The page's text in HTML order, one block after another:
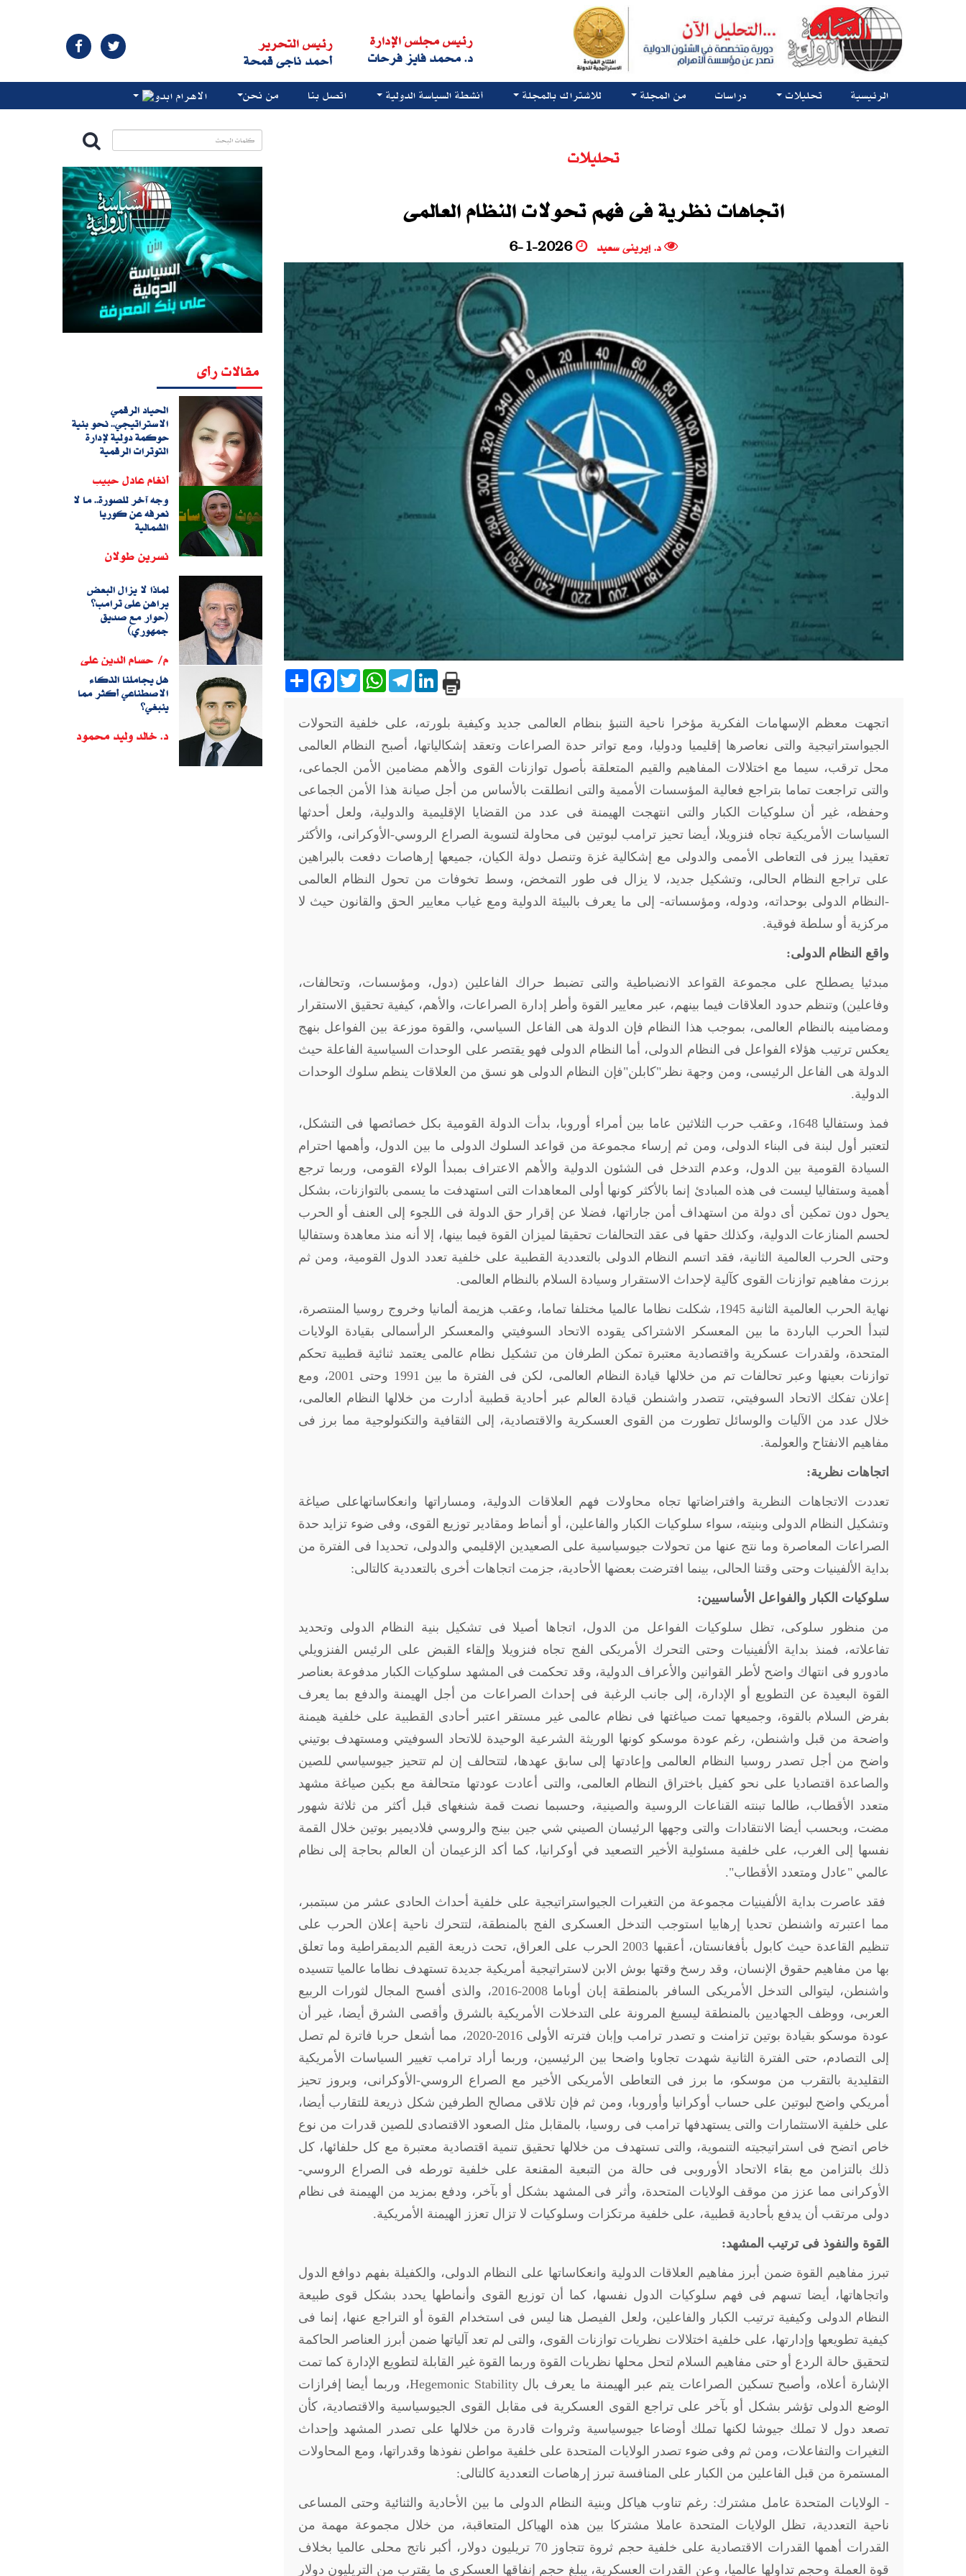
رئيس مجلس الإدارة
د. محمد فايز فرحات
رئيس التحرير
أحمد ناجى قمحة
الرئيسية تحليلات دراسات من المجلة للاشتراك بالمجلة أنشطة السياسة الدولية اتصل بنا من نحن الاهرام ابدو
تحليلات
اتجاهات نظرية فى فهم تحولات النظام العالمى
د. إيرينى سعيد 6-1-2026
ShareFacebook
TwitterWhatsAppTelegramLinkedIn
اتجهت معظم الإسهامات الفكرية مؤخرا ناحية التنبؤ بنظام العالمى جديد وكيفية بلورته، على خلفية التحولات
الجيواستراتيجية والتى نعاصرها إقليميا ودوليا، ومع تواتر حدة الصراعات وتعقد إشكالياتها، أصبح النظام العالمى
محل ترقب، سيما مع اختلالات المفاهيم والقيم المتعلقة بأصول توازنات القوى والأهم مضامين الأمن الجماعى،
والتى تراجعت تماما بتراجع فعالية المؤسسات الأممية والتى انطلقت بالأساس من أجل صيانة هذا الأمن الجماعى
وحفظه، غير أن سلوكيات الكبار والتى انتهجت الهيمنة فى عدد من القضايا الإقليمية والدولية، ولعل أحدثها
السياسات الأمريكية تجاه فنزويلا، أيضا تحيز ترامب لبوتين فى محاولة لتسوية الصراع الروسي-الأوكرانى، والأكثر
تعقيدا يبرز فى التعاطى الأممى والدولى مع إشكالية غزة وتنصل دولة الكيان، جميعها إرهاصات دفعت بالبراهين
على تراجع النظام الحالى، وتشكيل جديد، لا يزال فى طور التمخض، وسط تخوفات من تحول النظام العالمى
-النظام الدولى بوحداته، ودوله، ومؤسساته- إلى ما يعرف بالبيئة الدولية ومع غياب معايير الحق والقانون حيث لا
مركزية أو سلطة فوقية.
واقع النظام الدولى:
مبدئيا يصطلح على مجموعة القواعد الانضباطية والتى تضبط حراك الفاعلين (دول، ومؤسسات، وتحالفات،
وفاعلين) وتنظم حدود العلاقات فيما بينهم، عبر معايير القوة وأطر إدارة الصراعات، والأهم، كيفية تحقيق الاستقرار
ومضامينه بالنظام العالمى، بموجب هذا النظام فإن الدولة هى الفاعل السياسي، والقوة موزعة بين الفواعل بنهج
يعكس ترتيب هؤلاء الفواعل فى النظام الدولى، أما النظام الدولى فهو يقتصر على الوحدات السياسية الفاعلة حيث
الدولة هى الفاعل الرئيسى، ومن وجهة نظر"كابلن"فإن النظام الدولى هو نسق من العلاقات ينظم سلوك الوحدات
الدولية.
فمذ وستفاليا 1648، وعقب حرب الثلاثين عاما بين أمراء أوروبا، بدأت الدولة القومية بكل خصائصها فى التشكل،
لتعتبر أول لبنة فى البناء الدولى، ومن ثم إرساء مجموعة من قواعد السلوك الدولى ما بين الدول، وأهمها احترام
السيادة القومية بين الدول، وعدم التدخل فى الشئون الدولية والأهم الاعتراف بمبدأ الولاء القومى، وربما ترجع
أهمية وستفاليا ليست فى هذه المبادئ إنما بالأكثر كونها أولى المعاهدات التى استهدفت ما يسمى بالتوازنات، بشكل
يحول دون تمكين أى دولة من استهداف أمن جاراتها، فضلا عن إقرار حق الدولة فى اللجوء إلى العنف أو الحرب
لحسم المنازعات الدولية، وكذلك حقها فى عقد التحالفات تحقيقا لميزان القوة فيما بينها، إلا أنه منذ معاهدة وستفاليا
وحتى الحرب العالمية الثانية، فقد اتسم النظام الدولى بالتعددية القطبية على خلفية تعدد الدول القومية، ومن ثم
برزت مفاهيم توازنات القوى كآلية لإحداث الاستقرار وسيادة السلام بالنظام العالمى.
نهاية الحرب العالمية الثانية 1945، شكلت نظاما عالميا مختلفا تماما، وعقب هزيمة ألمانيا وخروج روسيا المنتصرة،
لتبدأ الحرب الباردة ما بين المعسكر الاشتراكى يقوده الاتحاد السوفيتي والمعسكر الرأسمالى بقيادة الولايات
المتحدة، ولقدرات عسكرية واقتصادية معتبرة تمكن الطرفان من تشكيل نظام عالمى يعتمد ثنائية قطبية تحكم
توازنات بعينها وعبر تحالفات تم من خلالها قيادة النظام العالمى، لكن فى الفترة ما بين 1991 وحتى 2001، ومع
إعلان تفكك الاتحاد السوفيتي، تتصدر واشنطن قيادة العالم عبر أحادية قطبية أدارت من خلالها النظام العالمى،
خلال عدد من الآليات والوسائل تطورت من القوى العسكرية والاقتصادية، إلى الثقافية والتكنولوجية مما برز فى
مفاهيم الانفتاح والعولمة.
اتجاهات نظرية:
تعددت الاتجاهات النظرية وافتراضاتها تجاه محاولات فهم العلاقات الدولية، ومساراتها وانعكاساتهاعلى صياغة
وتشكيل النظام الدولى وبنيته، سواء سلوكيات الكبار والفاعلين، أو أنماط ومقادير توزيع القوى، وفى ضوء تزايد حدة
الصراعات المعاصرة وما نتج عنها من تحولات جيوسياسية على الصعيدين الإقليمي والدولى، تحديدا فى الفترة من
بداية الألفينيات وحتى وقتنا الحالى، بينما افترضت بعضها الأحادية، جزمت اتجاهات أخرى بالتعددية كالتالى:
سلوكيات الكبار والفواعل الأساسيين:
من منظور سلوكى، تظل سلوكيات الفواعل من الدول، اتجاها أصيلا فى تشكيل بنية النظام الدولى وتحديد
تفاعلاته، فمنذ بداية الألفينيات وحتى التحرك الأمريكى الفج تجاه فنزويلا وإلقاء القبض على الرئيس الفنزويلي
مادورو فى انتهاك واضح لأطر القوانين والأعراف الدولية، وقد تحكمت فى المشهد سلوكيات الكبار مدفوعة بعناصر
القوة البعيدة عن التطويع أو الإدارة، إلى جانب الرغبة فى إحداث الصراعات من أجل الهيمنة والدفع بما يعرف
بفرض السلام بالقوة، وجميعها تمت صياغتها فى نظام عالمى غير مستقر اعتبر أحادى القطبية على خلفية هيمنة
واضحة من قبل واشنطن، رغم عودة موسكو كونها الوريثة الشرعية الوحيدة للاتحاد السوفيتي ومستهدف بوتيني
واضح من أجل تصدر روسيا النظام العالمى وإعادتها إلى سابق عهدها، لتتحالف إن لم تتحيز جيوسياسي للصين
والصاعدة اقتصاديا على نحو كفيل باختراق النظام العالمى، والتى أعادت عودتها متحالفة مع بكين صياغة مشهد
متعدد الأقطاب، طالما تبنته القناعات الروسية والصينية، وحسبما نصت قمة شنغهاى قبل أكثر من ثلاثة شهور
مضت، وبحسب أيضا الانتقادات والتى وجهها الرئيسان الصيني شي جين بينج والروسي فلاديمير بوتين خلال القمة
نفسها إلى الغرب، على خلفية مسئولية الأخير التصعيد في أوكرانيا، كما أكد الزعيمان أن العالم بحاجة إلى نظام
عالمي "عادل ومتعدد الأقطاب".
فقد عاصرت بداية الألفينيات مجموعة من التغيرات الجيواستراتيجية على خلفية أحداث الحادى عشر من سبتمبر،
مما اعتبرته واشنطن تحديا إرهابيا استوجب التدخل العسكرى الفج بالمنطقة، لتتحرك ناحية إعلان الحرب على
تنظيم القاعدة حيث كابول بأفغانستان، أعقبها 2003 الحرب على العراق، تحت ذريعة القيم الديمقراطية وما تعلق
بها من مفاهيم حقوق الإنسان، وقد رسخ وقتها بوش الابن لاستراتيجية أمريكية جديدة تستهدف نظاما عالميا تتسيده
واشنطن، ليتوالى التدخل الأمريكى السافر بالمنطقة إبان أوباما 2008-2016، والذى أفسح المجال لثورات الربيع
العربى، ووظف الجهاديين بالمنطقة ليسبغ المرونة على التدخلات الأمريكية بالشرق وأقصى الشرق أيضا، غير أن
عودة موسكو بقيادة بوتين تزامنت و تصدر ترامب وإبان فترته الأولى 2016-2020، مما أشعل حربا فاترة لم تصل
إلى التصادم، حتى الفترة الثانية شهدت تجاوبا واضحا بين الرئيسين، وربما أراد ترامب تغيير السياسات الأمريكية
التقليدية بالتقرب من موسكو، ما برز فى التعاطى الأمريكى الأخير مع الصراع الروسي-الأوكرانى، وبروز تحيز
أمريكي واضح لبوتين على حساب أوكرانيا وأوروبا، ومن ثم فإن تلاقى مصالح الطرفين شكل ذريعة للتقارب أيضا،
على خلفية الاستثمارات والتى يستهدفها ترامب فى روسيا، بالمقابل مثل الصعود الاقتصادى للصين قدرات من نوع
خاص اتضح فى استراتيجيته التنموية، والتى تستهدف من خلالها تحقيق تنمية اقتصادية معتبرة مع كل حلفائها، كل
ذلك بالتزامن مع بقاء الاتحاد الأوروبى فى حالة من التبعية المقنعة على خلفية تورطه فى الصراع الروسي-
الأوكرانى مما عزز من موقف الولايات المتحدة، وأثر فى المشهد بشكل أو بآخر، ودفع بمزيد من الهيمنة فى نظام
دولى مرتقب أن يدفع بأحادية قطبية، على خلفية مرتكزات وسلوكيات لا تزال تعزز الهيمنة الأمريكية.
القوة والنفوذ فى ترتيب المشهد:
تبرز مفاهيم القوة ضمن أبرز مفاهيم العلاقات الدولية وانعكاساتها على النظام الدولى، والكفيلة بفهم دوافع الدول
واتجاهاتها، أيضا تسهم فى فهم سلوكيات الدول نفسها، كما أن توزيع القوى وأنماطها يحدد بشكل قوى طبيعة
النظام الدولى وكيفية ترتيب الكبار والفاعلين، ولعل الفيصل هنا ليس فى استخدام القوة أو التراجع عنها، إنما فى
كيفية تطويعها وإدارتها، على خلفية اختلالات نظريات توازنات القوى، والتى لم تعد آلياتها ضمن أبرز العناصر الحاكمة
لتحقيق حالة الردع أو حتى مفاهيم السلام لتحل محلها نظريات القوة وربما القوة غير القابلة لتطويع الإدارة كما تمت
الإشارة أعلاه، وأصبح تسكين الصراعات يتم عبر الهيمنة ما يعرف بالHegemonic Stability، وربما أيضا إفرازات
الوضع الدولى تؤشر بشكل أو بآخر على تراجع القوى العسكرية فى مقابل القوى الجيوسياسية والاقتصادية، كأن
تصعد دول لا تملك جيوشا لكنها تملك أوضاعا جيوسياسية وثروات قادرة من خلالها على تصدر المشهد وإحداث
التغيرات والتفاعلات، ومن ثم وفى ضوء تصدر الولايات المتحدة على خلفية مواطن نفوذها وقدراتها، ومع المحاولات
المستمرة من قبل الفاعلين من الكبار على المنافسة تبرز إرهاصات التعددية كالتالى:
- الولايات المتحدة عامل مشترك: رغم تناوب هياكل وبنية النظام الدولى ما بين الأحادية والثنائية وحتى المساعى
ناحية التعددية، تظل الولايات المتحدة عاملا مشتركا بين هذه الهياكل المتعاقبة، من خلال مجموعة مهمة من
القدرات أهمها القدرات الاقتصادية على خلفية حجم ثروة تتجاوز 70 تريليون دولار، أكبر ناتج محلى عالميا بخلاف
قوة العملة وحجم تداولها عالميا، وعن القدرات العسكرية، يبلغ حجم إنفاقها العسكرى ما يقترب من التريليون دولار
مقالات رأى
الحياد الرقمي
الاستراتيجي.. نحو بنية
حوكمة دولية لإدارة
التوترات الرقمية
أنغام عادل حبيب
وجه آخر للصورة.. ما لا
نعرفه عن كوريا
الشمالية
نسرين طولان
لماذا لا يزال البعض
يراهن على ترامب؟
(حوار مع صديق
جمهوري)
م/ حسام الدين على
هل يجاملنا الذكاء
الاصطناعي أكثر مما
ينبغي؟
د. خالد وليد محمود